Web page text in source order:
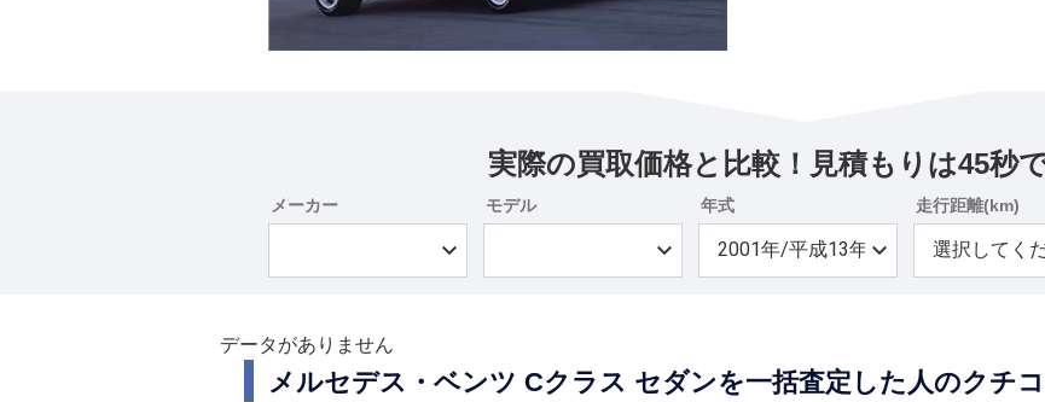
実際の買取価格と比較！見積もりは45秒
メーカー モデル 年式 走行距離(km)
データがありません
メルセデス・ベンツ Cクラス セダンを一括査定した人のクチ